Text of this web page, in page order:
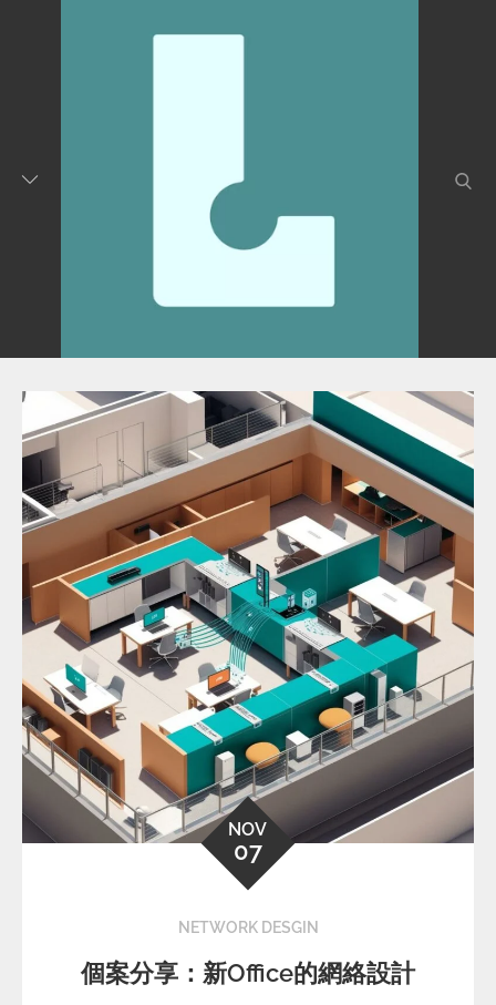
NOV
07
NETWORK DESGIN
個案分享：新Office的網絡設計